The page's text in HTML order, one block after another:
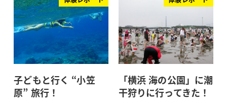
子どもと行く “小笠
原” 旅行！
「横浜 海の公園」に潮
干狩りに行ってきた！